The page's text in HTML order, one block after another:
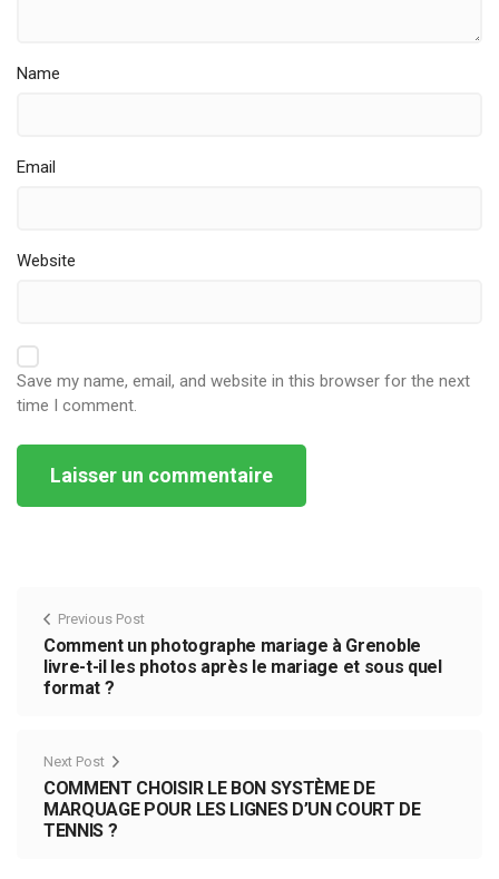
Name
Email
Website
Save my name, email, and website in this browser for the next
time I comment.
Previous Post
Comment un photographe mariage à Grenoble
livre-t-il les photos après le mariage et sous quel
format ?
Next Post
COMMENT CHOISIR LE BON SYSTÈME DE
MARQUAGE POUR LES LIGNES D’UN COURT DE
TENNIS ?